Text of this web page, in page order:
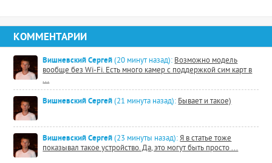
КОММЕНТАРИИ
Вишневский Сергей (20 минут назад): Возможно модель
вообще без Wi-Fi. Есть много камер с поддержкой сим карт в
...
Вишневский Сергей (21 минута назад): Бывает и такое)
Вишневский Сергей (23 минуты назад): Я в статье тоже
показывал такое устройство. Да, это могут быть просто ...